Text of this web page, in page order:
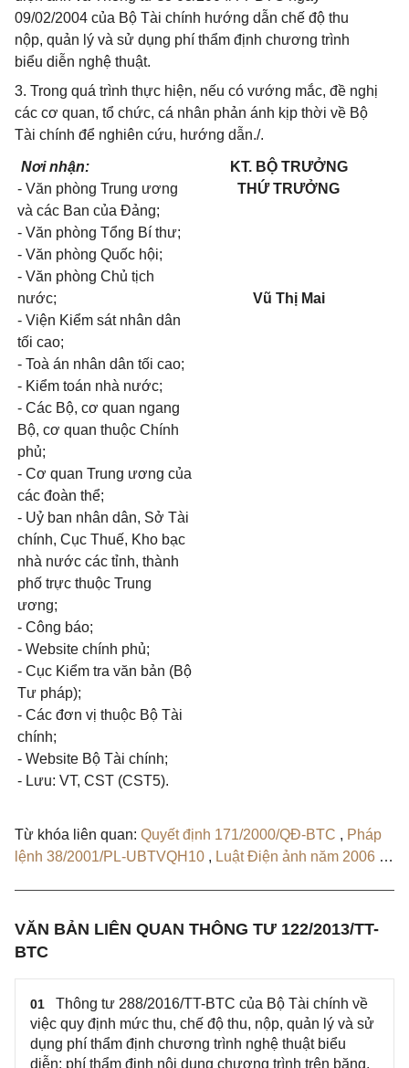
09/02/2004 của Bộ Tài chính hướng dẫn chế độ thu
nộp, quản lý và sử dụng phí thẩm định chương trình
biểu diễn nghệ thuật.
3. Trong quá trình thực hiện, nếu có vướng mắc, đề nghị
các cơ quan, tổ chức, cá nhân phản ánh kịp thời về Bộ
Tài chính để nghiên cứu, hướng dẫn./.
Nơi nhận:
- Văn phòng Trung ương
và các Ban của Đảng;
- Văn phòng Tổng Bí thư;
- Văn phòng Quốc hội;
- Văn phòng Chủ tịch
nước;
- Viện Kiểm sát nhân dân
tối cao;
- Toà án nhân dân tối cao;
- Kiểm toán nhà nước;
- Các Bộ, cơ quan ngang
Bộ, cơ quan thuộc Chính
phủ;
- Cơ quan Trung ương của
các đoàn thể;
- Uỷ ban nhân dân, Sở Tài
chính, Cục Thuế, Kho bạc
nhà nước các tỉnh, thành
phố trực thuộc Trung
ương;
- Công báo;
- Website chính phủ;
- Cục Kiểm tra văn bản (Bộ
Tư pháp);
- Các đơn vị thuộc Bộ Tài
chính;
- Website Bộ Tài chính;
- Lưu: VT, CST (CST5).
KT. BỘ TRƯỞNG
THỨ TRƯỞNG
Vũ Thị Mai
Từ khóa liên quan: Quyết định 171/2000/QĐ-BTC , Pháp
lệnh 38/2001/PL-UBTVQH10 , Luật Điện ảnh năm 2006 ,
BTC ,Quyết định 190/QĐ-BTC
VĂN BẢN LIÊN QUAN THÔNG TƯ 122/2013/TT-
BTC
01
Thông tư 288/2016/TT-BTC của Bộ Tài chính về
việc quy định mức thu, chế độ thu, nộp, quản lý và sử
dụng phí thẩm định chương trình nghệ thuật biểu
diễn; phí thẩm định nội dung chương trình trên băng,